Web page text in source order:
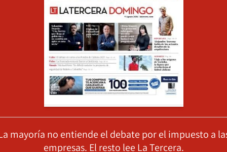
mayoría no entiende el debate por el impuesto a
empresas. El resto lee La Tercera.